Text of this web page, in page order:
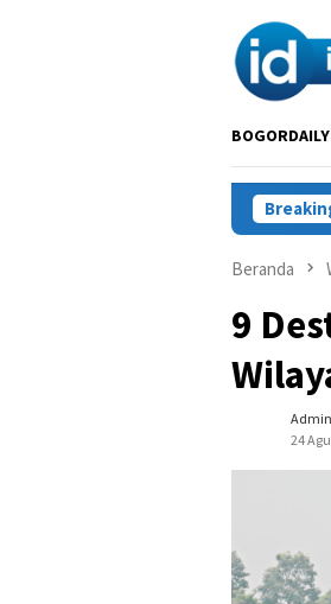
untuk Petani Sukajaya: Melawan
Beranda
9
24